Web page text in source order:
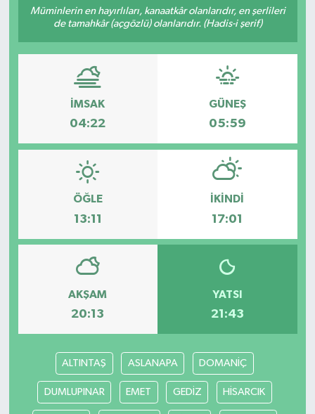
Müminlerin en hayırlıları, kanaatkâr olanlarıdır, en şerlileri
de tamahkâr (açgözlü) olanlarıdır. (Hadis-i şerif)
İMSAK
04:22
GÜNEŞ
05:59
ÖĞLE
13:11
İKINDI
17:01
AKŞAM
20:13
YATSI
21:43
ALTINTAŞ ASLANAPA DOMANİÇ
DUMLUPINAR EMET GEDİZ HİSARCIK